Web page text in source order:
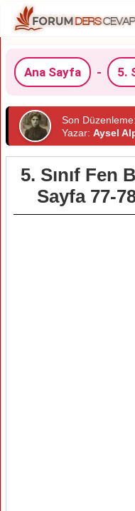
Ana Sayfa - 5.
Son
Yazar: Aysel
5. Sınıf Fen
Sayfa 77-